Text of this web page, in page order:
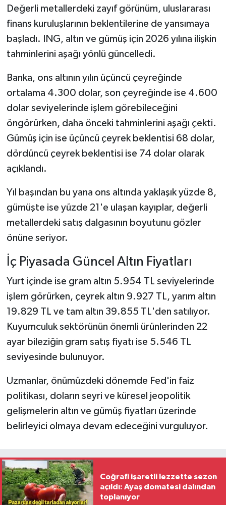
Değerli metallerdeki zayıf görünüm, uluslararası
finans kuruluşlarının beklentilerine de yansımaya
başladı. ING, altın ve gümüş için 2026 yılına ilişkin
tahminlerini aşağı yönlü güncelledi.
Banka, ons altının yılın üçüncü çeyreğinde
ortalama 4.300 dolar, son çeyreğinde ise 4.600
dolar seviyelerinde işlem görebileceğini
öngörürken, daha önceki tahminlerini aşağı çekti.
Gümüş için ise üçüncü çeyrek beklentisi 68 dolar,
dördüncü çeyrek beklentisi ise 74 dolar olarak
açıklandı.
Yıl başından bu yana ons altında yaklaşık yüzde 8,
gümüşte ise yüzde 21'e ulaşan kayıplar, değerli
metallerdeki satış dalgasının boyutunu gözler
önüne seriyor.
İç Piyasada Güncel Altın Fiyatları
Yurt içinde ise gram altın 5.954 TL seviyelerinde
işlem görürken, çeyrek altın 9.927 TL, yarım altın
19.829 TL ve tam altın 39.855 TL'den satılıyor.
Kuyumculuk sektörünün önemli ürünlerinden 22
ayar bileziğin gram satış fiyatı ise 5.546 TL
seviyesinde bulunuyor.
Uzmanlar, önümüzdeki dönemde Fed'in faiz
politikası, doların seyri ve küresel jeopolitik
gelişmelerin altın ve gümüş fiyatları üzerinde
belirleyici olmaya devam edeceğini vurguluyor.
Coğrafi işaretli lezzette sezon
açıldı: Ayaş domatesi dalından
toplanıyor